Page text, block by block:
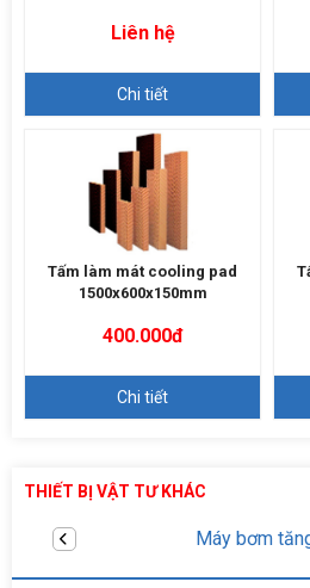
Liên hệ
Chi tiết
Tấm làm mát cooling pad
1500x600x150mm
400.000đ
Chi tiết
THIẾT BỊ VẬT TƯ KHÁC
Linh kiện